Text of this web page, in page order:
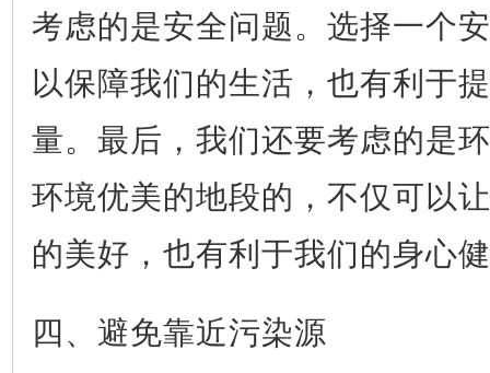
考虑的是安全问题。选择一个
以保障我们的生活，也有利于
量。最后，我们还要考虑的是
环境优美的地段的，不仅可以
的美好，也有利于我们的身心
四、避免靠近污染源